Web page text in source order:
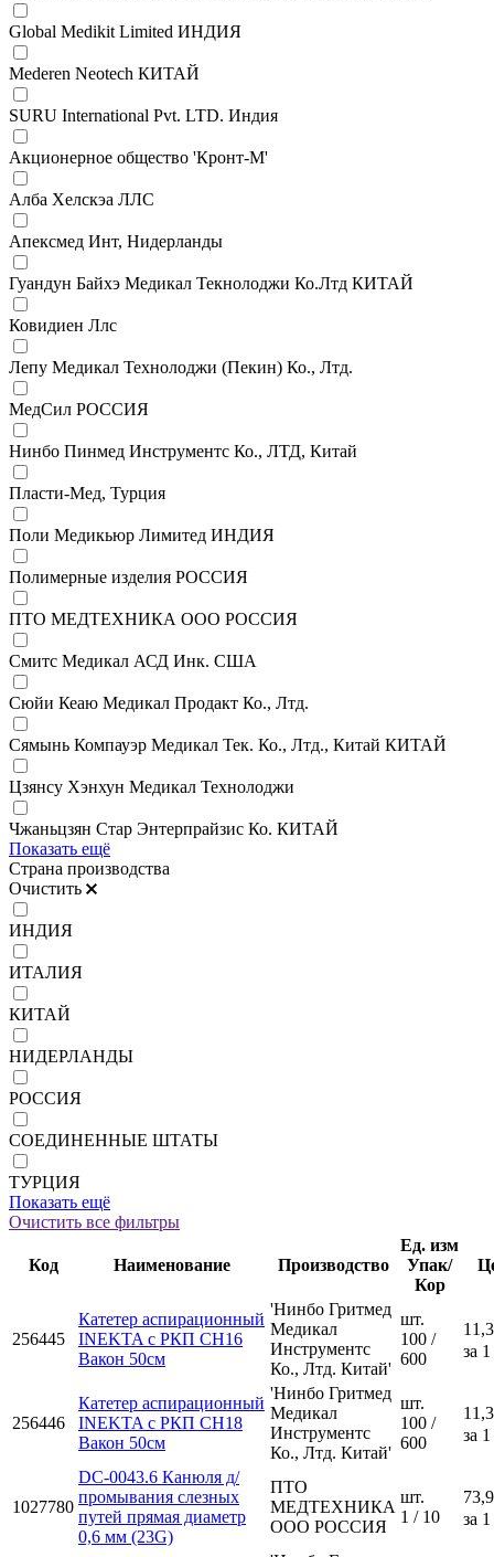
Global Medikit Limited ИНДИЯ
Mederen Neotech КИТАЙ
SURU International Pvt. LTD. Индия
Акционерное общество 'Кронт-М'
Алба Хелскэа ЛЛС
Апексмед Инт, Нидерланды
Гуандун Байхэ Медикал Текнолоджи Ко.Лтд КИТАЙ
Ковидиен Ллс
Лепу Медикал Технолоджи (Пекин) Ко., Лтд.
МедСил РОССИЯ
Нинбо Пинмед Инструментс Ко., ЛТД, Китай
Пласти-Мед, Турция
Поли Медикьюр Лимитед ИНДИЯ
Полимерные изделия РОССИЯ
ПТО МЕДТЕХНИКА ООО РОССИЯ
Смитс Медикал АСД Инк. США
Сюйи Кеаю Медикал Продакт Ко., Лтд.
Сямынь Компауэр Медикал Тек. Ко., Лтд., Китай КИТАЙ
Цзянсу Хэнхун Медикал Технолоджи
Чжаньцзян Стар Энтерпрайзис Ко. КИТАЙ
Показать ещё
Страна производства
Очистить
ИНДИЯ
ИТАЛИЯ
КИТАЙ
НИДЕРЛАНДЫ
РОССИЯ
СОЕДИНЕННЫЕ ШТАТЫ
ТУРЦИЯ
Показать ещё
Очистить все фильтры
Код Наименование Производство
Ед. изм
Упак/
Кор
256445
Катетер аспирационный
INEKTA с РКП CH16
Вакон 50см
'Нинбо Гритмед
Медикал
Инструментс
Ко., Лтд. Китай'
шт.
100 /
600
за
256446
Катетер аспирационный
INEKTA с РКП CH18
Вакон 50см
'Нинбо Гритмед
Медикал
Инструментс
Ко., Лтд. Китай'
шт.
100 /
600
за
1027780
DC-0043.6 Канюля д/
промывания слезных
путей прямая диаметр
0,6 мм (23G)
ПТО
МЕДТЕХНИКА
ООО РОССИЯ
шт.
1 / 10
за